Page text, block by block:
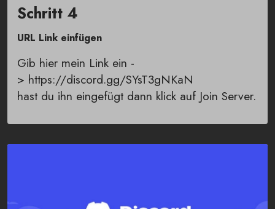
Schritt 4
URL Link einfügen
Gib hier mein Link ein -
> https://discord.gg/SYsT3gNKaN
hast du ihn eingefügt dann klick auf Join Server.